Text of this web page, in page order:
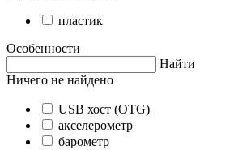
пластик
Особенности
Найти
Ничего не найдено
USB хост (OTG)
акселерометр
барометр